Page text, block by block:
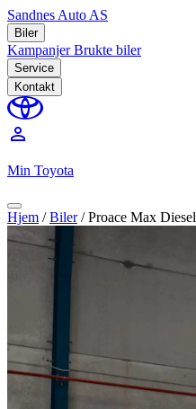
Sandnes Auto AS
Biler
KampanjerBrukte biler
Service
Kontakt
perm_identity
Min Toyota
Hjem /Biler /Proace Max Diesel